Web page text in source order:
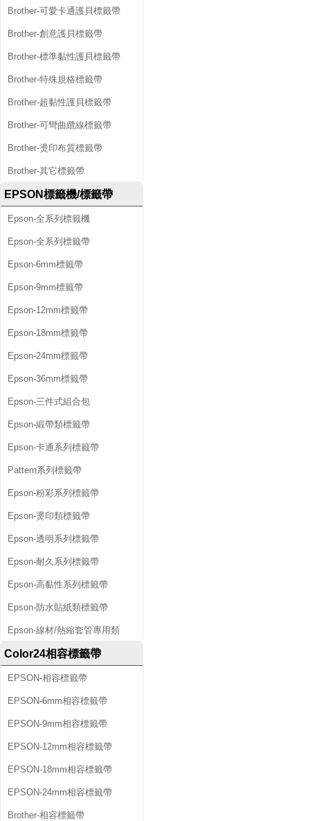
Brother-可愛卡通護貝標籤帶
Brother-創意護貝標籤帶
Brother-標準黏性護貝標籤帶
Brother-特殊規格標籤帶
Brother-超黏性護貝標籤帶
Brother-可彎曲纜線標籤帶
Brother-燙印布質標籤帶
Brother-其它標籤帶
EPSON標籤機/標籤帶
Epson-全系列標籤機
Epson-全系列標籤帶
Epson-6mm標籤帶
Epson-9mm標籤帶
Epson-12mm標籤帶
Epson-18mm標籤帶
Epson-24mm標籤帶
Epson-36mm標籤帶
Epson-三件式組合包
Epson-緞帶類標籤帶
Epson-卡通系列標籤帶
Pattern系列標籤帶
Epson-粉彩系列標籤帶
Epson-燙印類標籤帶
Epson-透明系列標籤帶
Epson-耐久系列標籤帶
Epson-高黏性系列標籤帶
Epson-防水貼紙類標籤帶
Epson-線材/熱縮套管專用類
Color24相容標籤帶
EPSON-相容標籤帶
EPSON-6mm相容標籤帶
EPSON-9mm相容標籤帶
EPSON-12mm相容標籤帶
EPSON-18mm相容標籤帶
EPSON-24mm相容標籤帶
Brother-相容標籤帶